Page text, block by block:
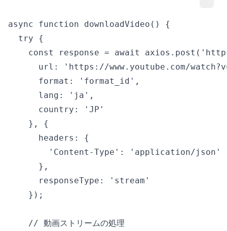
async function downloadVideo() {
  try {
const response = await
url: 'https://www.youtube.com/
      format: 'format_id',
      lang: 'ja',
      country: 'JP'
    }, {
      headers: {
        'Content-Type': 'application/json'
      },
      responseType: 'stream'
    });
    // 動画ストリームの処理